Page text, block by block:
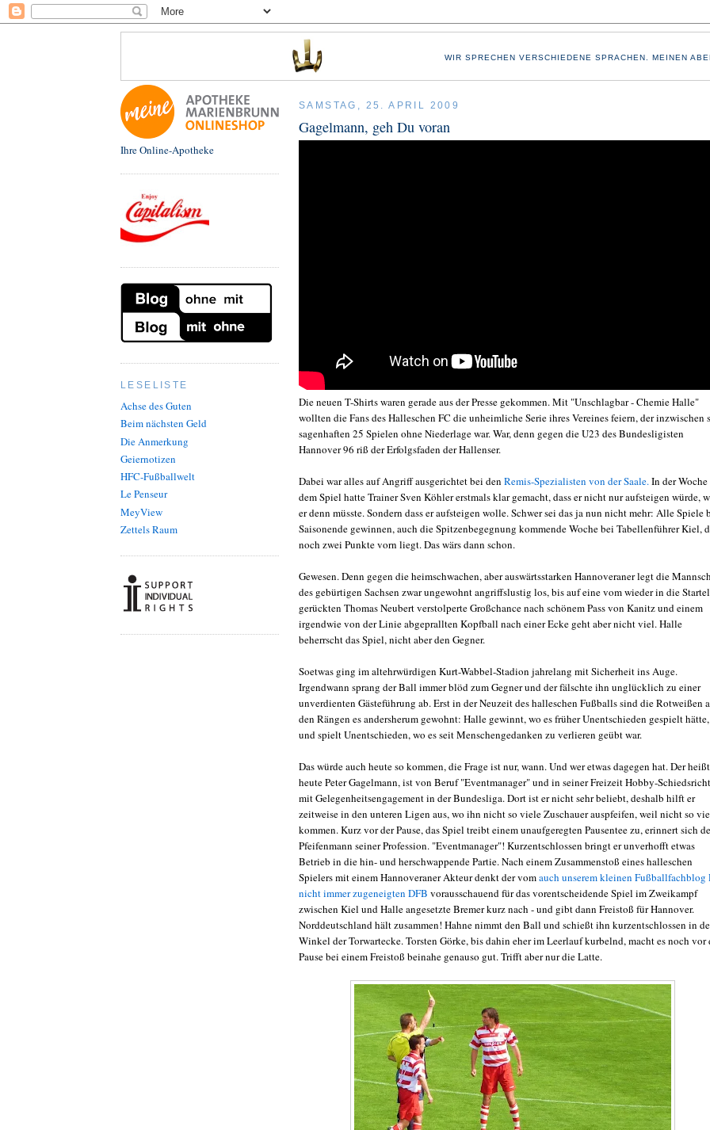
WIR SPRECHEN VERSCHIEDENE SPRACHEN. MEINEN
Ihre Online-Apotheke
LESELISTE
Achse des Guten
Beim nächsten Geld
Die Anmerkung
Geiernotizen
HFC-Fußballwelt
Le Penseur
MeyView
Zettels Raum
SAMSTAG, 25. APRIL 2009
Gagelmann, geh Du voran
Die neuen T-Shirts waren gerade aus der Presse gekommen. Mit "Unschlagbar - Chemie Halle"
wollten die Fans des Halleschen FC die unheimliche Serie ihres Vereines feiern, der inzwischen
sagenhaften 25 Spielen ohne Niederlage war. War, denn gegen die U23 des Bundesligisten
Hannover 96 riß der Erfolgsfaden der Hallenser.
Dabei war alles auf Angriff ausgerichtet bei den Remis-Spezialisten von der Saale. In der
dem Spiel hatte Trainer Sven Köhler erstmals klar gemacht, dass er nicht nur aufsteigen würde,
er denn müsste. Sondern dass er aufsteigen wolle. Schwer sei das ja nun nicht mehr: Alle Spiele
Saisonende gewinnen, auch die Spitzenbegegnung kommende Woche bei Tabellenführer Kiel,
noch zwei Punkte vorn liegt. Das wärs dann schon.
Gewesen. Denn gegen die heimschwachen, aber auswärtsstarken Hannoveraner legt die
des gebürtigen Sachsen zwar ungewohnt angriffslustig los, bis auf eine vom wieder in die
gerückten Thomas Neubert verstolperte Großchance nach schönem Pass von Kanitz und einem
irgendwie von der Linie abgeprallten Kopfball nach einer Ecke geht aber nicht viel. Halle
beherrscht das Spiel, nicht aber den Gegner.
Soetwas ging im altehrwürdigen Kurt-Wabbel-Stadion jahrelang mit Sicherheit ins Auge.
Irgendwann sprang der Ball immer blöd zum Gegner und der fälschte ihn unglücklich zu einer
unverdienten Gästeführung ab. Erst in der Neuzeit des halleschen Fußballs sind die Rotweißen
den Rängen es andersherum gewohnt: Halle gewinnt, wo es früher Unentschieden gespielt hätte,
und spielt Unentschieden, wo es seit Menschengedanken zu verlieren geübt war.
Das würde auch heute so kommen, die Frage ist nur, wann. Und wer etwas dagegen hat. Der heißt
heute Peter Gagelmann, ist von Beruf "Eventmanager" und in seiner Freizeit Hobby-
mit Gelegenheitsengagement in der Bundesliga. Dort ist er nicht sehr beliebt, deshalb hilft er
zeitweise in den unteren Ligen aus, wo ihn nicht so viele Zuschauer auspfeifen, weil nicht so
kommen. Kurz vor der Pause, das Spiel treibt einem unaufgeregten Pausentee zu, erinnert sich
Pfeifenmann seiner Profession. "Eventmanager"! Kurzentschlossen bringt er unverhofft etwas
Betrieb in die hin- und herschwappende Partie. Nach einem Zusammenstoß eines halleschen
Spielers mit einem Hannoveraner Akteur denkt der vomauch unserem kleinen Fußballfachblog
nicht immer zugeneigten DFB vorausschauend für das vorentscheidende Spiel im Zweikampf
zwischen Kiel und Halle angesetzte Bremer kurz nach - und gibt dann Freistoß für Hannover.
Norddeutschland hält zusammen! Hahne nimmt den Ball und schießt ihn kurzentschlossen in
Winkel der Torwartecke. Torsten Görke, bis dahin eher im Leerlauf kurbelnd, macht es noch vor
Pause bei einem Freistoß beinahe genauso gut. Trifft aber nur die Latte.